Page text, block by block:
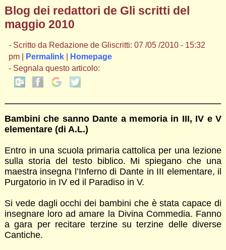
Blog dei redattori de Gli scritti del
maggio 2010
- Scritto da Redazione de Gliscritti: 07 /05 /2010 - 15:32
pm |
Permalink|
Homepage
- Segnala questo articolo:
Bambini che sanno Dante a memoria in III, IV e V
elementare (di A.L.)
Entro in una scuola primaria cattolica per una lezione
sulla storia del testo biblico. Mi spiegano che una
maestra insegna l’Inferno di Dante in III elementare, il
Purgatorio in IV ed il Paradiso in V.
Si vede dagli occhi dei bambini che è stata capace di
insegnare loro ad amare la Divina Commedia. Fanno
a gara per recitare terzine su terzine delle diverse
Cantiche.